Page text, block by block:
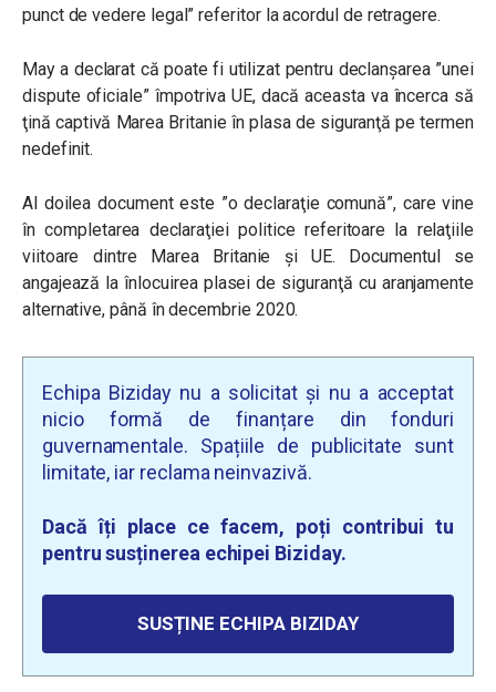
punct de vedere legal” referitor la acordul de retragere.
May a declarat că poate fi utilizat pentru declanşarea ”unei
dispute oficiale” împotriva UE, dacă aceasta va încerca să
ţină captivă Marea Britanie în plasa de siguranţă pe termen
nedefinit.
Al doilea document este ”o declaraţie comună”, care vine
în completarea declaraţiei politice referitoare la relaţiile
viitoare dintre Marea Britanie şi UE. Documentul se
angajează la înlocuirea plasei de siguranţă cu aranjamente
alternative, până în decembrie 2020.
Echipa Biziday nu a solicitat și nu a acceptat
nicio formă de finanțare din fonduri
guvernamentale. Spațiile de publicitate sunt
limitate, iar reclama neinvazivă.
Dacă îți place ce facem, poți contribui tu
pentru susținerea echipei Biziday.
SUSȚINE ECHIPA BIZIDAY